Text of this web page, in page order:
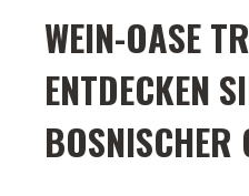
WEIN-OASE
ENTDECKEN
BOSNISCHER